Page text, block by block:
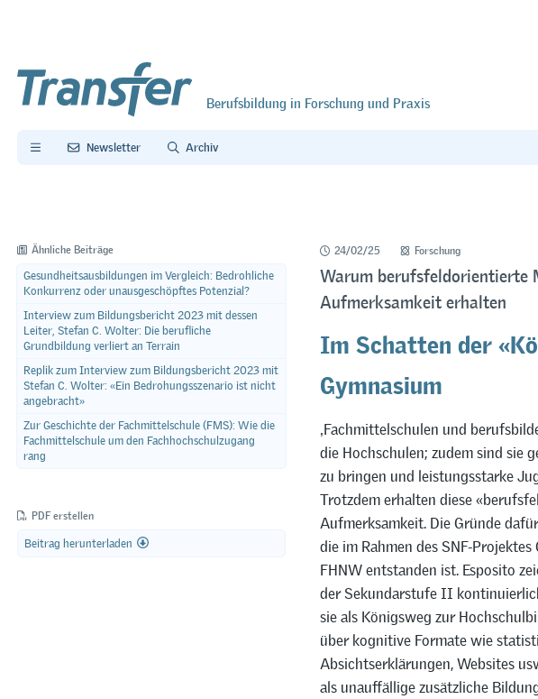
Berufsbildung in Forschung und Praxis
Newsletter Archiv
Ähnliche Beiträge
Gesundheitsausbildungen im Vergleich: Bedrohliche
Konkurrenz oder unausgeschöpftes Potenzial?
Interview zum Bildungsbericht 2023 mit dessen
Leiter, Stefan C. Wolter: Die berufliche
Grundbildung verliert an Terrain
Replik zum Interview zum Bildungsbericht 2023 mit
Stefan C. Wolter: «Ein Bedrohungsszenario ist nicht
angebracht»
Zur Geschichte der Fachmittelschule (FMS): Wie die
Fachmittelschule um den Fachhochschulzugang
rang
PDF erstellen
Beitrag herunterladen
24/02/25 Forschung
Warum berufsfeldorientierte
Aufmerksamkeit erhalten
Im Schatten der
Gymnasium
‚Fachmittelschulen und
die Hochschulen; zudem sind sie
zu bringen und leistungsstarke
Trotzdem erhalten diese
Aufmerksamkeit. Die Gründe
die im Rahmen des SNF-
FHNW entstanden ist. Esposito
der Sekundarstufe II
sie als Königsweg zur
über kognitive Formate wie
Absichtserklärungen, Websites
als unauffällige zusätzliche